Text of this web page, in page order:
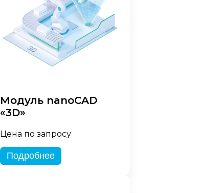
Модуль nanoCAD
«3D»
Цена по запросу
Подробнее